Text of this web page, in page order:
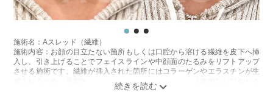
施術名：Aスレッド（繊維）
施術内容：お顔の目立たない箇所もしくは口腔から溶ける繊維を皮下へ挿
入し、引き上げることでフェイスラインや中顔面のたるみをリフトアップ
させる施術です。繊維が挿入された箇所にはコラーゲンやエラスチンが生
成されるため、長期的な美肌効果、肌質の改善効果、将来的なシワやたる
みの予防効果が期待できます。